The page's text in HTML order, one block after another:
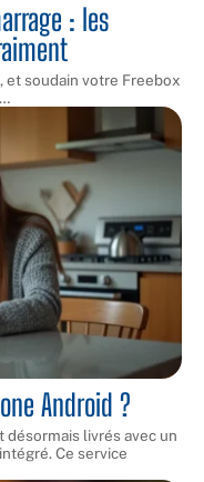
: les
et soudain votre Freebox
…
Android ?
livrés avec un
Ce service